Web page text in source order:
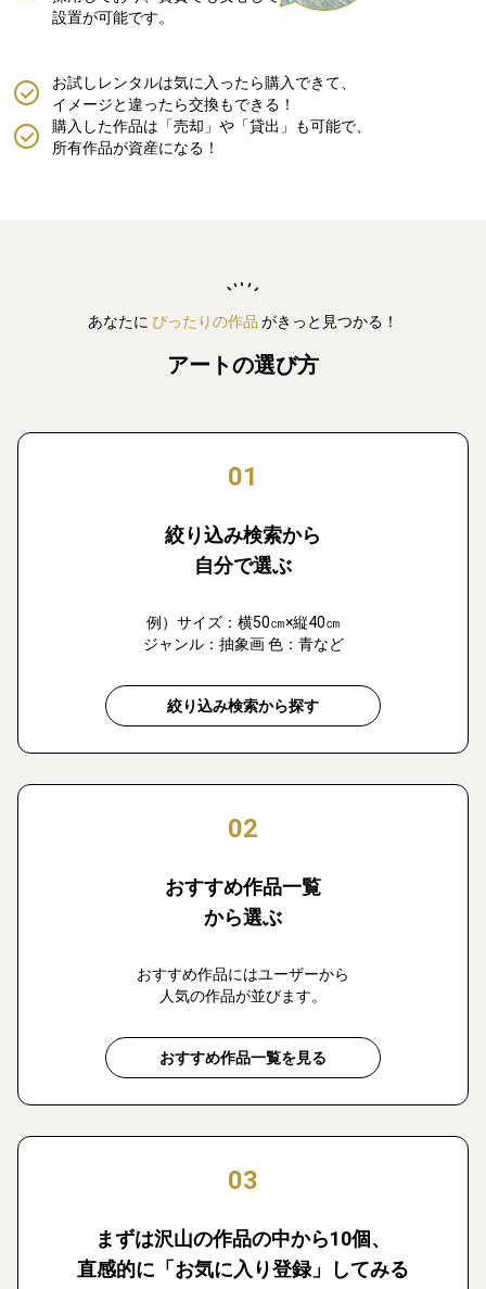
設置が可能です。
購入した作品は「売却」や「貸出」も可能で、
所有作品が資産になる！
お試しレンタルは気に入ったら購入できて、
イメージと違ったら交換もできる！
あなたに ぴったりの作品 がきっと見つかる！
アートの選び方
01
絞り込み検索から
自分で選ぶ
例）サイズ：横50㎝×縦40㎝
ジャンル：抽象画 色：青など
絞り込み検索から探す
02
おすすめ作品一覧
から選ぶ
おすすめ作品にはユーザーから
人気の作品が並びます。
おすすめ作品一覧を見る
03
まずは沢山の作品の中から10個、
直感的に「お気に入り登録」してみる